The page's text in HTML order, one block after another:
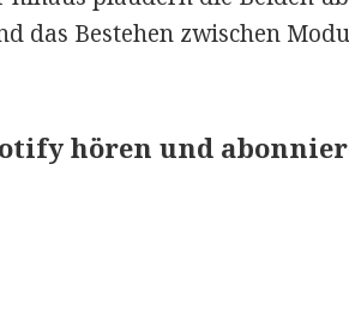
das Bestehen zwischen
hören und